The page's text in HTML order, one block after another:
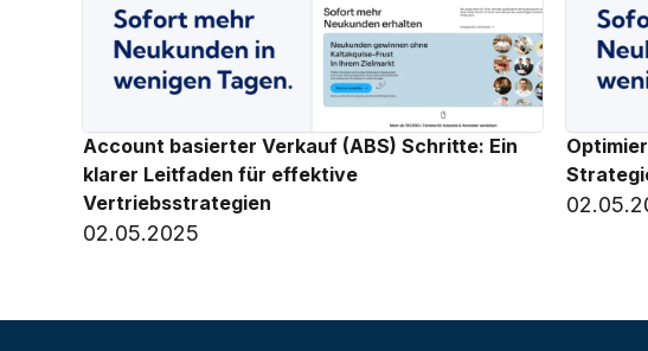
Account basierter Verkauf (ABS) Schritte: Ein
klarer Leitfaden für effektive
Vertriebsstrategien
02.05.2025